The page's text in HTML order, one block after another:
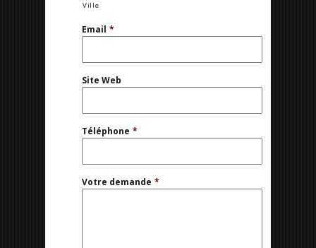
Ville
Email *
Site Web
Téléphone *
Votre demande *